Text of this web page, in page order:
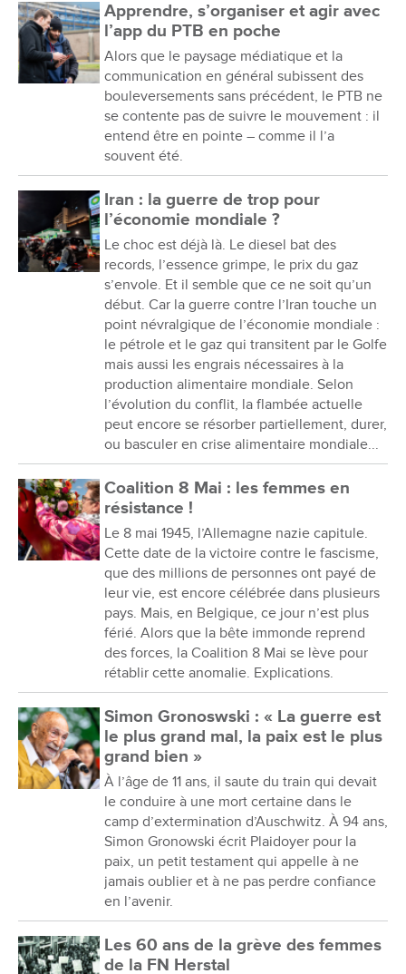
Apprendre, s’organiser et agir avec
l’app du PTB en poche
Alors que le paysage médiatique et la
communication en général subissent des
bouleversements sans précédent, le PTB ne
se contente pas de suivre le mouvement : il
entend être en pointe – comme il l’a
souvent été.
Iran : la guerre de trop pour
l’économie mondiale ?
Le choc est déjà là. Le diesel bat des
records, l’essence grimpe, le prix du gaz
s’envole. Et il semble que ce ne soit qu’un
début. Car la guerre contre l’Iran touche un
point névralgique de l’économie mondiale :
le pétrole et le gaz qui transitent par le Golfe
mais aussi les engrais nécessaires à la
production alimentaire mondiale. Selon
l’évolution du conflit, la flambée actuelle
peut encore se résorber partiellement, durer,
ou basculer en crise alimentaire mondiale...
Coalition 8 Mai : les femmes en
résistance !
Le 8 mai 1945, l’Allemagne nazie capitule.
Cette date de la victoire contre le fascisme,
que des millions de personnes ont payé de
leur vie, est encore célébrée dans plusieurs
pays. Mais, en Belgique, ce jour n’est plus
férié. Alors que la bête immonde reprend
des forces, la Coalition 8 Mai se lève pour
rétablir cette anomalie. Explications.
Simon Gronoswski : « La guerre est
le plus grand mal, la paix est le plus
grand bien »
À l’âge de 11 ans, il saute du train qui devait
le conduire à une mort certaine dans le
camp d’extermination d’Auschwitz. À 94 ans,
Simon Gronowski écrit Plaidoyer pour la
paix, un petit testament qui appelle à ne
jamais oublier et à ne pas perdre confiance
en l’avenir.
Les 60 ans de la grève des femmes
de la FN Herstal